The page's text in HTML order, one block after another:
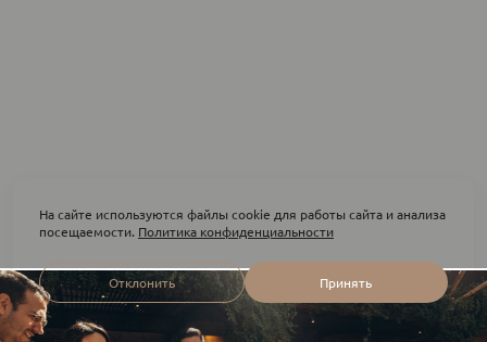
На сайте используются файлы cookie для работы сайта и анализа
посещаемости. Политика конфиденциальности
Отклонить Принять